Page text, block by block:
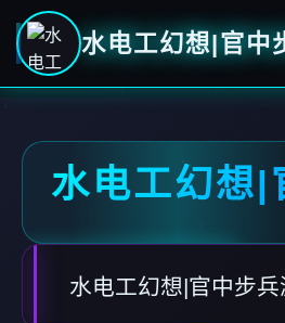
水电工幻想|官中
水电工幻想|
水电工幻想|官中步